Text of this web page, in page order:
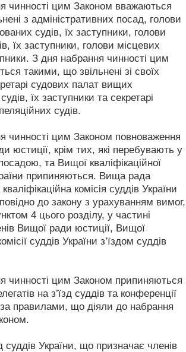
чинності цим Законом вважаються
з адміністративних посад, голови
судів, їх заступники, голови
їх заступники, голови місцевих
З дня набрання чинності цим
такими, що звільнені зі своїх
судових палат вищих
їх заступники та секретарі
судів.
чинності цим Законом повноваження
юстиції, крім тих, які перебувають у
та Вищої кваліфікаційної
припиняються. Вища рада
комісія суддів України
до закону з урахуванням вимог,
4 цього розділу, у частині
Вищої ради юстиції, Вищої
суддів України з’їздом суддів
чинності цим Законом припиняються
на з’їзд суддів та конференції
правилами, що діяли до набрання
суддів України, що призначає членів